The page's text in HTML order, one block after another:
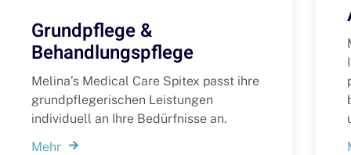
Grundpflege &
Behandlungspflege
Melina’s Medical Care Spitex passt ihre
grundpflegerischen Leistungen
individuell an Ihre Bedürfnisse an.
Mehr